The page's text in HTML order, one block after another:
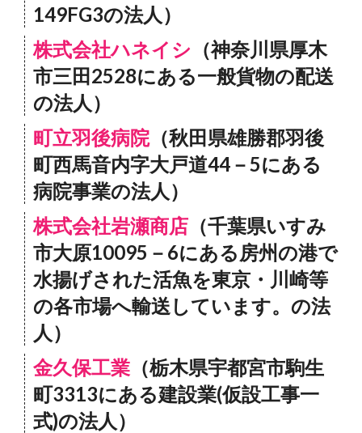
149FG3の法人）
株式会社ハネイシ （神奈川県厚木
市三田2528にある一般貨物の配送
の法人）
町立羽後病院（秋田県雄勝郡羽後
町西馬音内字大戸道44－5にある
病院事業の法人）
株式会社岩瀬商店 （千葉県いすみ
市大原10095－6にある房州の港で
水揚げされた活魚を東京・川崎等
の各市場へ輸送しています。の法
人）
金久保工業 （栃木県宇都宮市駒生
町3313にある建設業(仮設工事一
式)の法人）